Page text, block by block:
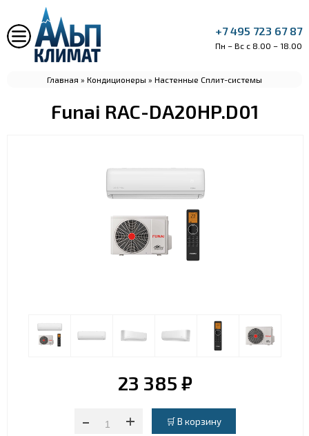
+7 495 723 67 87
Пн – Вс с 8.00 – 18.00
Главная » Кондиционеры » Настенные Сплит-системы
Funai RAC-DA20HP.D01
23 385 ₽
-
+